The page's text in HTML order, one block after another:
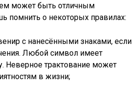
может быть отличным
помнить о некоторых правилах:
с нанесёнными знаками, если
Любой символ имеет
Неверное трактование может
в жизни;